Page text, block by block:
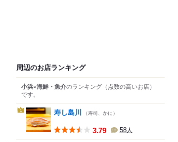
周辺のお店ランキング
小浜×海鮮・魚介のランキング （点数の高いお店）
です。
1 寿し島川 （寿司、かに）
3.79 58人